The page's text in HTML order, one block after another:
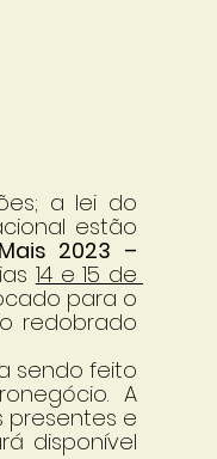
a lei do
estão
2023 –
14 e 15 de
para o
redobrado
sendo feito
A
presentes e
disponível